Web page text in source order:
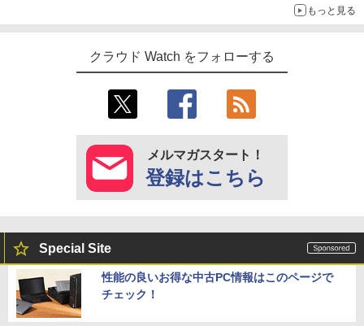
もっと見る
クラウド Watch をフォローする
メルマガスタート！
登録はこちら
Special Site
性能の良いお得な中古PC情報はこのページで
チェック！